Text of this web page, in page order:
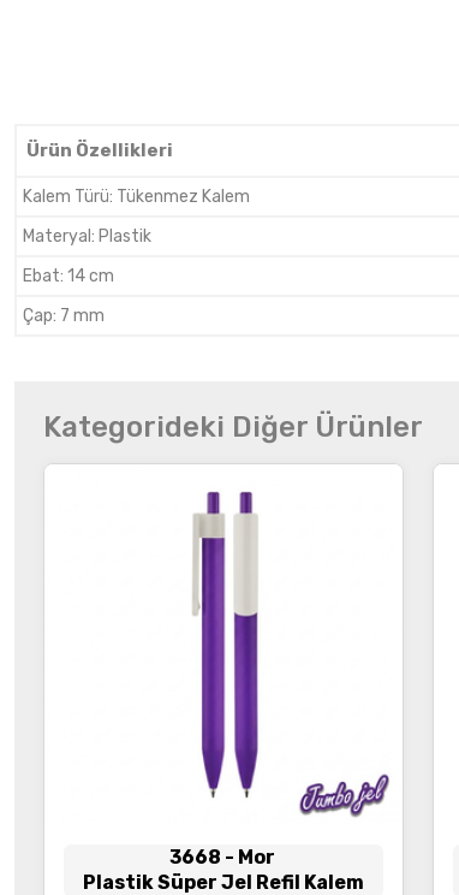
Ürün Özellikleri
Kalem Türü: Tükenmez Kalem
Materyal : Plastik
Ebat: 14 cm
Çap: 7 mm
Kategorideki Diğer Ürünler
3668 - Mor
Plastik Süper Jel Refil Kalem